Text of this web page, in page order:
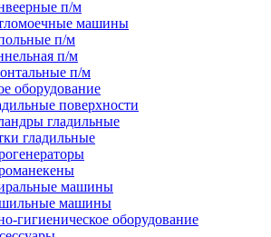
п/м
машины
п/м
п/м
п/м
оборудование
поверхности
гладильные
гладильные
машины
машины
гигиеническое оборудование